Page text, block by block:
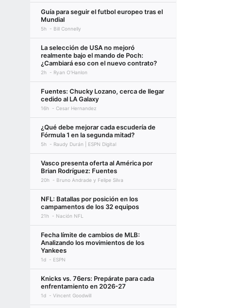
Guía para seguir el futbol europeo tras el
Mundial
5h Bill Connelly
La selección de USA no mejoró
realmente bajo el mando de Poch:
¿Cambiará eso con el nuevo contrato?
2h Ryan O'Hanlon
Fuentes: Chucky Lozano, cerca de llegar
cedido al LA Galaxy
16h Cesar Hernandez
¿Qué debe mejorar cada escudería de
Fórmula 1 en la segunda mitad?
5h Raudy Durán | ESPN Digital
Vasco presenta oferta al América por
Brian Rodríguez: Fuentes
20h Bruno Andrade y Felipe Silva
NFL: Batallas por posición en los
campamentos de los 32 equipos
21h Nación NFL
Fecha límite de cambios de MLB:
Analizando los movimientos de los
Yankees
1d ESPN
Knicks vs. 76ers: Prepárate para cada
enfrentamiento en 2026-27
1d Vincent Goodwill